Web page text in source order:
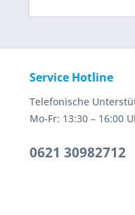
Service Hotline
Telefonische
Mo-Fr: 13:30 – 16:00
0621 30982712